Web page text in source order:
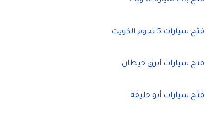
فتح سيارات 5 نجوم الكويت
فتح سيارات أبرق خيطان
فتح سيارات أبو حليفة